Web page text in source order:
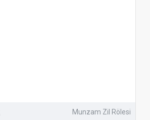
Munzam Zil Rölesi